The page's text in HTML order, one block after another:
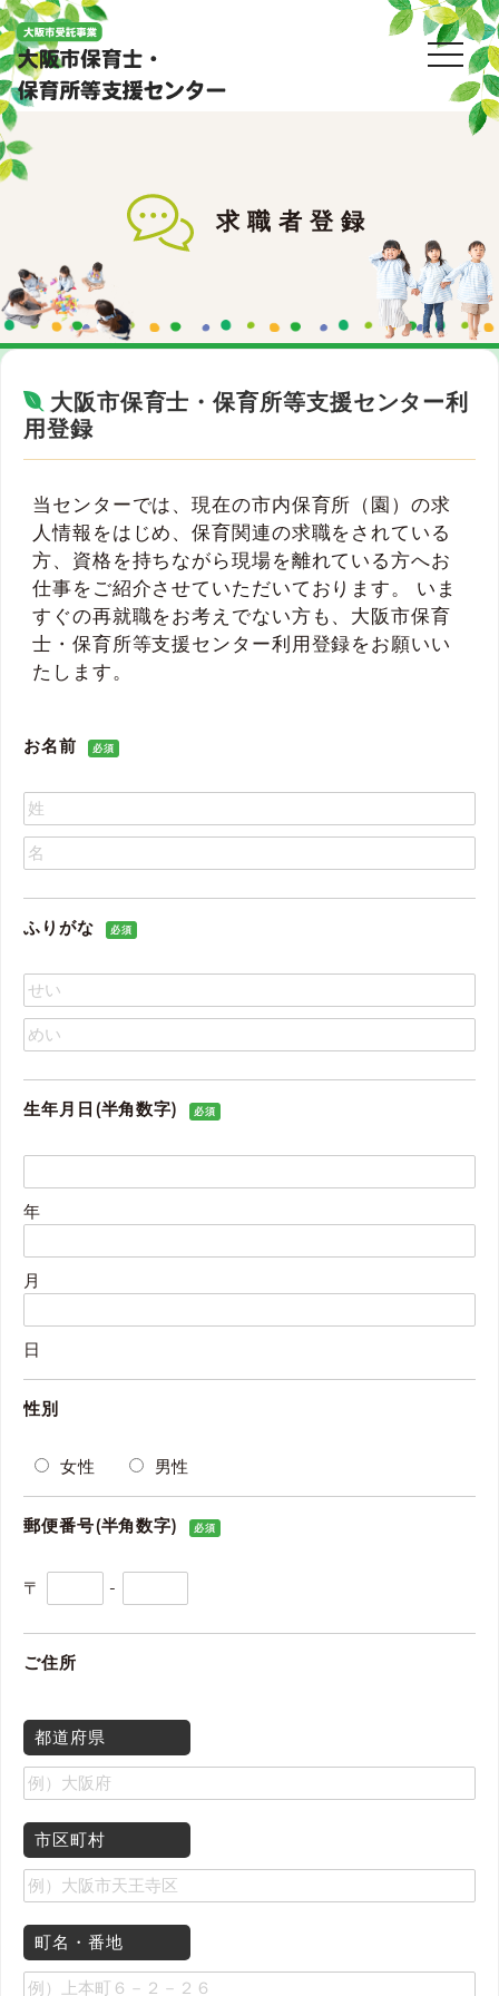
求職者登録
大阪市保育士・保育所等支援センター利
用登録
当センターでは、現在の市内保育所（園）の求
人情報をはじめ、保育関連の求職をされている
方、資格を持ちながら現場を離れている方へお
仕事をご紹介させていただいております。 いま
すぐの再就職をお考えでない方も、大阪市保育
士・保育所等支援センター利用登録をお願いい
たします。
お名前 必須
ふりがな 必須
生年月日(半角数字) 必須
年
月
日
性別
女性 男性
郵便番号(半角数字) 必須
〒 -
ご住所
都道府県
市区町村
町名・番地